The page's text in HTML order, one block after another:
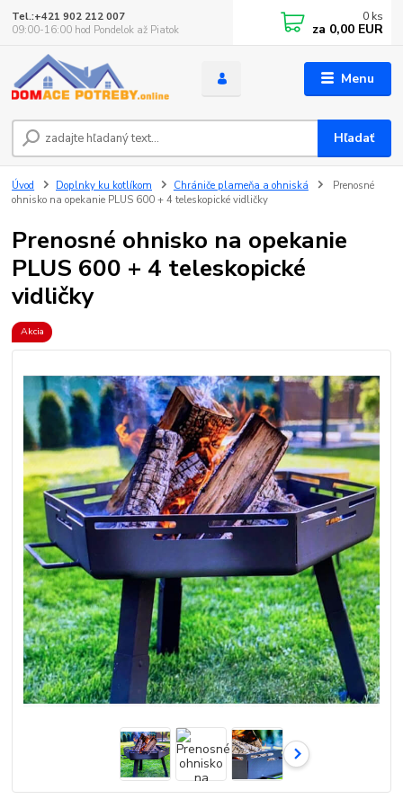
Menu
Hľadať
Tel.:+421 902 212 007
09:00-16:00 hod Pondelok až Piatok
0 ks
za 0,00 EUR
Úvod Doplnky ku kotlíkom Chrániče plameňa a ohniská
Prenosné
ohnisko na opekanie PLUS 600 + 4 teleskopické vidličky
Prenosné ohnisko na opekanie
PLUS 600 + 4 teleskopické
vidličky
Akcia